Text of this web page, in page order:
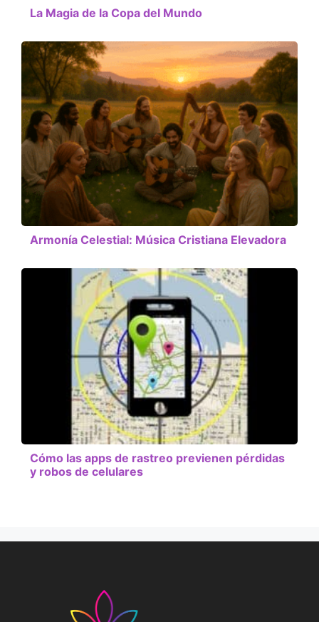
La Magia de la Copa del Mundo
Armonía Celestial: Música Cristiana Elevadora
Cómo las apps de rastreo previenen pérdidas
y robos de celulares